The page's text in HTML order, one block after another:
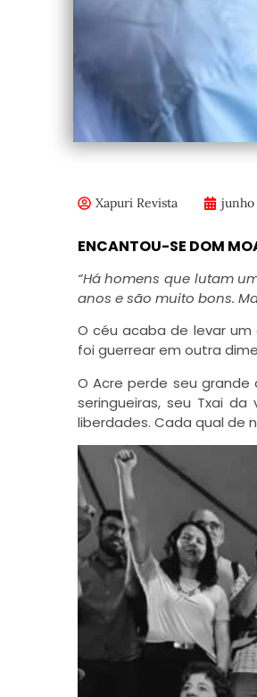
Xapuri Revista junho
ENCANTOU-SE DOM
“Há homens que lutam
anos e são muito bons.
O céu acaba de levar um
foi guerrear em outra
O Acre perde seu
seringueiras, seu Txai
liberdades. Cada qual de